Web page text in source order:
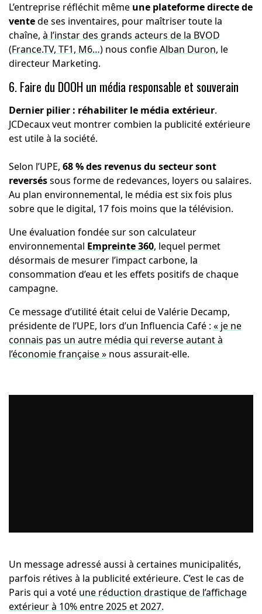
L’entreprise réfléchit même une plateforme directe de
ventede ses inventaires, pour maîtriser toute la
chaîne, à l’instar des grands acteurs de la BVOD
(France.TV, TF1, M6…)nous confieAlban Duron, le
directeur Marketing.
6. Faire du DOOH un média responsable et souverain
Dernier pilier : réhabiliter le média extérieur.
JCDecaux veut montrer combien la publicité extérieure
est utile à la société.
Selon l’UPE, 68 % des revenus du secteur sont
reverséssous forme de redevances, loyers ou salaires.
Au plan environnemental, le média est six fois plus
sobre que le digital, 17 fois moins que la télévision.
Une évaluation fondée sur son calculateur
environnemental Empreinte 360, lequel permet
désormais de mesurer l’impact carbone, la
consommation d’eau et les effets positifs de chaque
campagne.
Ce message d’utilité était celui de Valérie Decamp,
présidente de l’UPE, lors d’un Influencia Café : « je ne
connais pas un autre média qui reverse autant à
l’économie française »nous assurait-elle.
Un message adressé aussi à certaines municipalités,
parfois rétives à la publicité extérieure. C’est le cas de
Paris qui a voté une réduction drastique de l’affichage
extérieur à 10% entre 2025 et 2027.